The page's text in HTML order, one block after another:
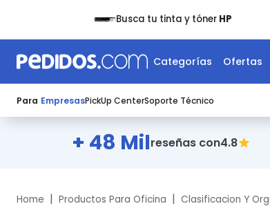
Busca tu tinta y tónerHP
Categorías Ofertas
Para EmpresasPickUp CenterSoporte Técnico
+ 48 Milreseñas con4.8
Home | Productos Para Oficina | Clasificacion Y